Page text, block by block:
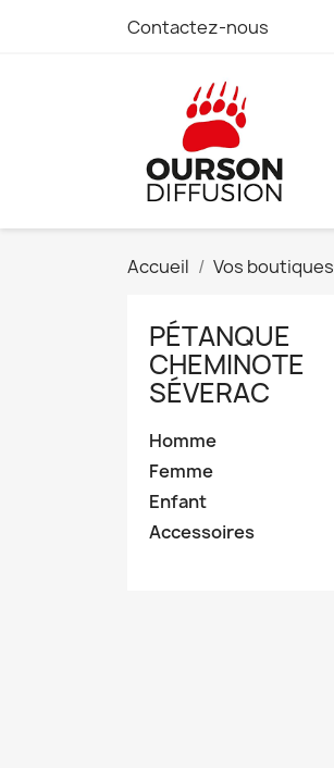
Contactez-nous
Accueil Vos boutiques
PÉTANQUE
CHEMINOTE
SÉVERAC
Homme
Femme
Enfant
Accessoires